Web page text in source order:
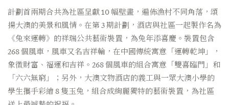
計劃首兩期合共為社區呈獻 10 幅壁畫，遍佈漁村不同角落，頌
揚大澳的美景和風情。在第 3 期計劃，酒店與社區一起製作名為
《兔來運轉》的祥瑞公共藝術裝置，為兔年添喜慶。裝置包含
268 個風車，風車又名吉祥輪，在中國傳統寓意「運轉乾坤」，
象徵財富、福運和吉祥。268 個風車的組合寓意「雙喜臨門」和
「六六無窮」；另外，大澳文物酒店的義工與一眾大澳小學的
學生攜手彩繪 8 隻玉兔，組合成絢麗獨特的藝術裝置，為社區